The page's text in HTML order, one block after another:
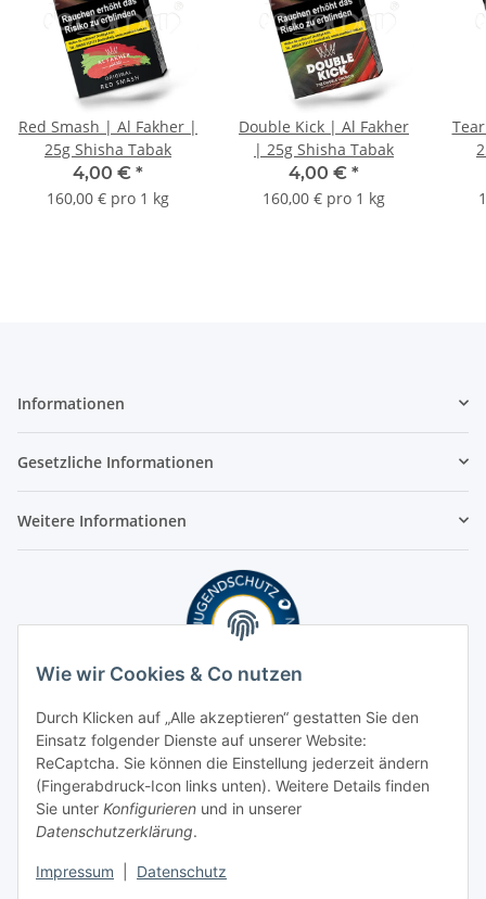
Red Smash | Al Fakher |
25g Shisha Tabak
4,00 € *
160,00 € pro 1 kg
Double Kick | Al Fakher
| 25g Shisha Tabak
4,00 € *
160,00 € pro 1 kg
Informationen
Gesetzliche Informationen
Weitere Informationen
Wie wir Cookies & Co nutzen
Durch Klicken auf „Alle akzeptieren“ gestatten Sie den
Einsatz folgender Dienste auf unserer Website:
ReCaptcha. Sie können die Einstellung jederzeit ändern
(Fingerabdruck-Icon links unten). Weitere Details finden
Sie unter Konfigurieren und in unserer
Datenschutzerklärung.
Impressum Datenschutz